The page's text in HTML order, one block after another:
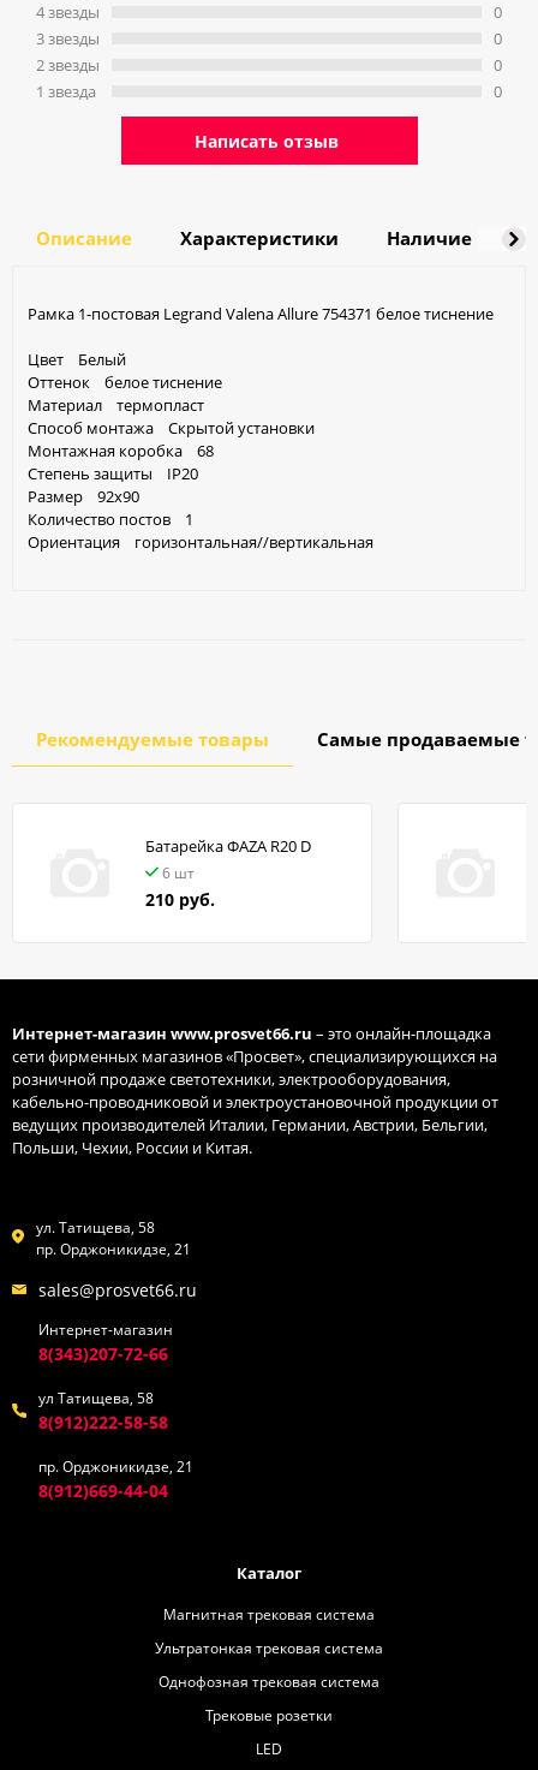
4 звeзды
3 звeзды
2 звeзды
1 звeзда
0
0
0
0
Написать отзыв
Описание Характеристики Наличие
Рамка 1-постовая Legrand Valena Allure 754371 белое тиснение
Цвет Белый
Оттенок белое тиснение
Материал термопласт
Способ монтажа Скрытой установки
Монтажная коробка 68
Степень защиты IP20
Размер 92x90
Количество постов 1
Ориентация горизонтальная//вертикальная
Рекомендуемые товары Самые продаваемые
Батарейка ФАZA R20 D
6 шт
210 руб.
Интернет-магазин www.prosvet66.ru – это онлайн-площадка
сети фирменных магазинов «Просвет», специализирующихся на
розничной продаже светотехники, электрооборудования,
кабельно-проводниковой и электроустановочной продукции от
ведущих производителей Италии, Германии, Австрии, Бельгии,
Польши, Чехии, России и Китая.
ул. Татищева, 58
пр. Орджоникидзе, 21
sales@prosvet66.ru
Интернет-магазин
8(343)207-72-66
ул Татищева, 58
8(912)222-58-58
пр. Орджоникидзе, 21
8(912)669-44-04
Каталог
Магнитная трековая система
Ультратонкая трековая система
Однофозная трековая система
Трековые розетки
LED